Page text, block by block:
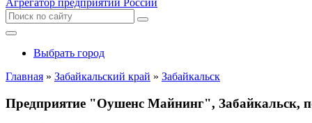
Агрегатор предприятий России
Выбрать город
Главная » Забайкальский край » Забайкальск
Предприятие "Оушенс Майнинг", Забайкальск,